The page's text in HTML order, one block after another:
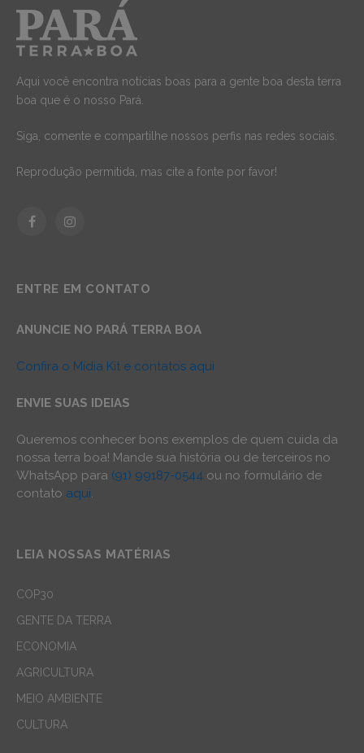
Aqui você encontra notícias boas para a gente boa desta terra
boa que é o nosso Pará.
Siga, comente e compartilhe nossos perfis nas redes sociais.
Reprodução permitida, mas cite a fonte por favor!
FacebookInstagram
ENTRE EM CONTATO
ANUNCIE NO PARÁ TERRA BOA
Confira o Mídia Kit e contatos aqui
ENVIE SUAS IDEIAS
Queremos conhecer bons exemplos de quem cuida da
nossa terra boa! Mande sua história ou de terceiros no
WhatsApp para (91) 99187-0544 ou no formulário de
contato aqui.
LEIA NOSSAS MATÉRIAS
COP30
GENTE DA TERRA
ECONOMIA
AGRICULTURA
MEIO AMBIENTE
CULTURA